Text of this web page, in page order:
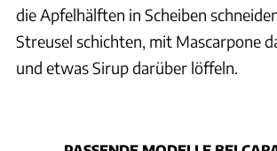
die Apfelhälften in Scheiben
Streusel schichten, mit Mascarpone
und etwas Sirup darüber löffeln.